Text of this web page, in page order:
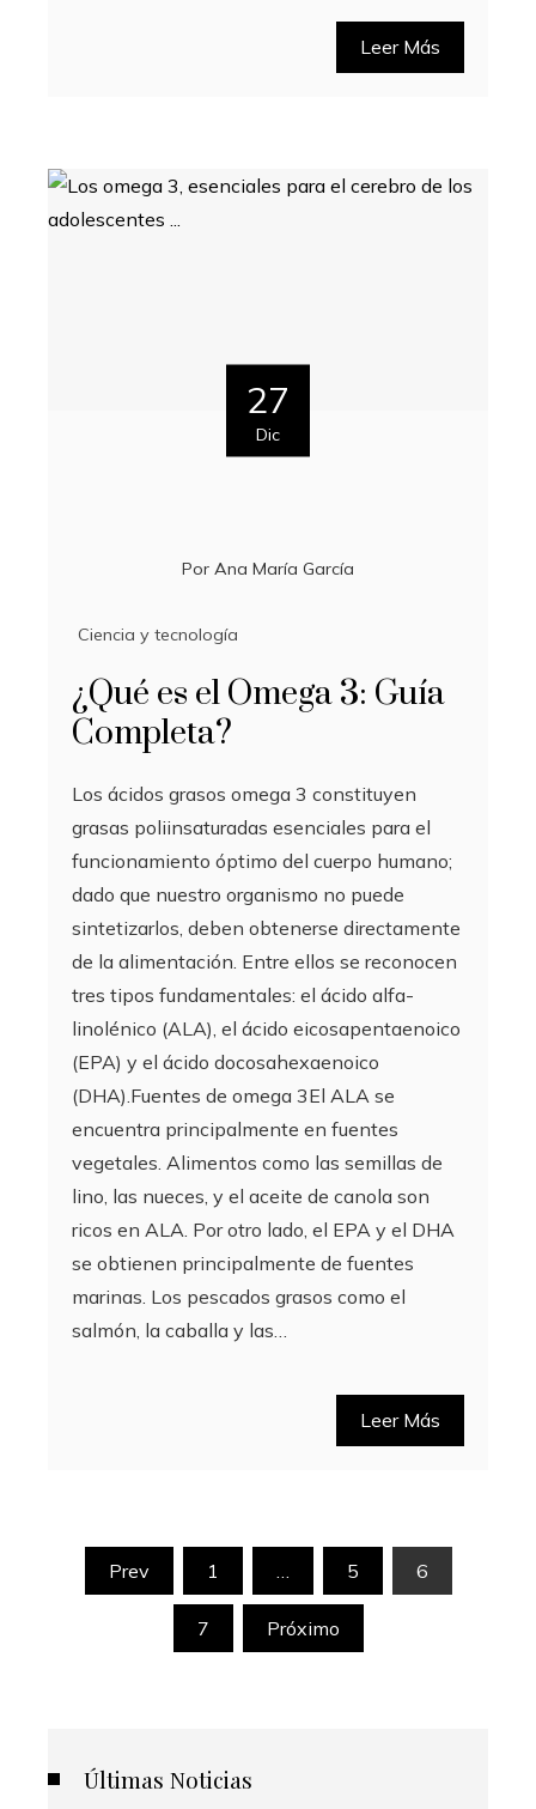
Leer Más
27
Dic
Por Ana María García
Ciencia y tecnología
¿Qué es el Omega 3: Guía
Completa?
Los ácidos grasos omega 3 constituyen
grasas poliinsaturadas esenciales para el
funcionamiento óptimo del cuerpo humano;
dado que nuestro organismo no puede
sintetizarlos, deben obtenerse directamente
de la alimentación. Entre ellos se reconocen
tres tipos fundamentales: el ácido alfa-
linolénico (ALA), el ácido eicosapentaenoico
(EPA) y el ácido docosahexaenoico
(DHA).Fuentes de omega 3El ALA se
encuentra principalmente en fuentes
vegetales. Alimentos como las semillas de
lino, las nueces, y el aceite de canola son
ricos en ALA. Por otro lado, el EPA y el DHA
se obtienen principalmente de fuentes
marinas. Los pescados grasos como el
salmón, la caballa y las…
Leer Más
Paginación
Prev 1 5 6
7 Próximo
Últimas Noticias